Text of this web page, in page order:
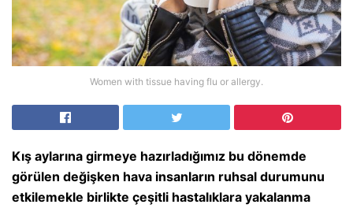
Women with tissue having flu or allergy.
Kış aylarına girmeye hazırladığımız bu dönemde
görülen değişken hava insanların ruhsal durumunu
etkilemekle birlikte çeşitli hastalıklara yakalanma